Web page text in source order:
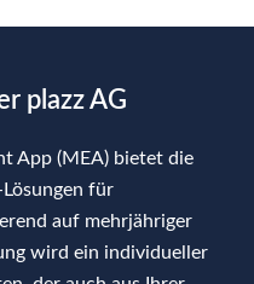
plazz AG
App (MEA) bietet die
für
auf mehrjähriger
wird ein individueller